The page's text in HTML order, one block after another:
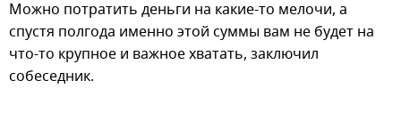
Можно потратить деньги на какие-то мелочи, а
спустя полгода именно этой суммы вам не будет на
что-то крупное и важное хватать, заключил
собеседник.